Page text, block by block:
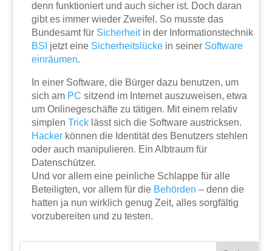
denn funktioniert und auch sicher ist. Doch daran
gibt es immer wieder Zweifel. So musste das
Bundesamt für Sicherheitin der Informationstechnik
BSI jetzt eine Sicherheitslücke in seiner Software
einräumen.
In einer Software, die Bürger dazu benutzen, um
sich am PC sitzend im Internet auszuweisen, etwa
um Onlinegeschäfte zu tätigen. Mit einem relativ
simplenTrick lässt sich die Software austricksen.
Hacker können die Identität des Benutzers stehlen
oder auch manipulieren. Ein Albtraum für
Datenschützer.
Und vor allem eine peinliche Schlappe für alle
Beteiligten, vor allem für die Behörden – denn die
hatten ja nun wirklich genug Zeit, alles sorgfältig
vorzubereiten und zu testen.